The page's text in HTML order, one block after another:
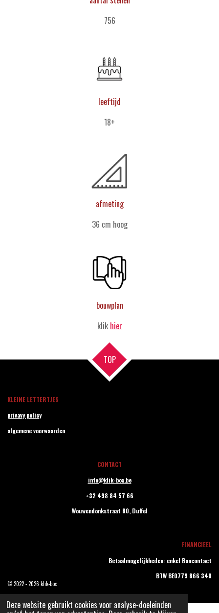
Deze website gebruikt cookies voor analyse-doeleinden
756
leeftijd
18+
afmeting
36 cm hoog
bouwplan
klik hier
TOP
KLEINE LETTERTJES
privavy policy
algemene voorwaarden
CONTACT
info@klik-box.be
+32 498 84 57 66
Wouwendonkstraat 80, Duffel
FINANCIEEL
Betaalmogelijkheden: enkel Bancontact
BTW BE0779 866 340
© 2022 - 2026 klik-box